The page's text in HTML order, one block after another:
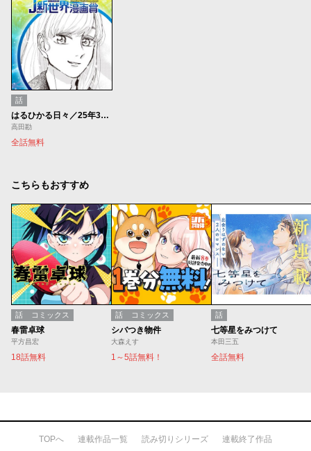
話
はるひかる日々／25年3月期JUMP新世界漫画賞／週刊少年ジャンプ
高田勘
全話無料
こちらもおすすめ
話 コミックス
春雷卓球
平方昌宏
18話無料
話 コミックス
シバつき物件
大森えす
1～5話無料！
話
七等星をみつけて
本田三五
全話無料
TOPへ 連載作品一覧 読み切りシリーズ 連載終了作品